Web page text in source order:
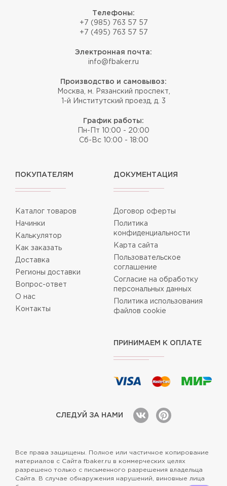
Телефоны:
+7 (985) 763 57 57
+7 (495) 763 57 57
Электронная почта:
info@fbaker.ru
Производство и самовывоз:
Москва, м. Рязанский проспект,
1-й Институтский проезд, д. 3
График работы:
Пн-Пт 10:00 - 20:00
Сб-Вс 10:00 - 18:00
ПОКУПАТЕЛЯМ
Каталог товаров
Начинки
Калькулятор
Как заказать
Доставка
Регионы доставки
Вопрос-ответ
О нас
Контакты
ДОКУМЕНТАЦИЯ
Договор оферты
Политика
конфиденциальности
Карта сайта
Пользовательское
соглашение
Согласие на обработку
персональных данных
Политика использования
файлов cookie
ПРИНИМАЕМ К ОПЛАТЕ
СЛЕДУЙ ЗА НАМИ
Все права защищены. Полное или частичное копирование
материалов с Сайта fbaker.ru в коммерческих целях
разрешено только с письменного разрешения владельца
Сайта. В случае обнаружения нарушений, виновные лица